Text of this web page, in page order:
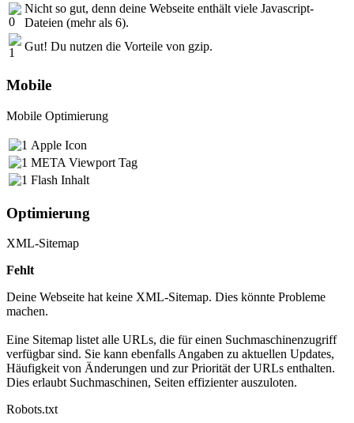
Nicht so gut, denn deine Webseite enthält viele Javascript-
Dateien (mehr als 6).
Gut! Du nutzen die Vorteile von gzip.
Mobile
Mobile Optimierung
Apple Icon
META Viewport Tag
Flash Inhalt
Optimierung
XML-Sitemap
Fehlt
Deine Webseite hat keine XML-Sitemap. Dies könnte Probleme
machen.
Eine Sitemap listet alle URLs, die für einen Suchmaschinenzugriff
verfügbar sind. Sie kann ebenfalls Angaben zu aktuellen Updates,
Häufigkeit von Änderungen und zur Priorität der URLs enthalten.
Dies erlaubt Suchmaschinen, Seiten effizienter auszuloten.
Robots.txt